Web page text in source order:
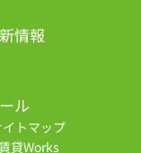
情報
ル
イトマップ
貸Works